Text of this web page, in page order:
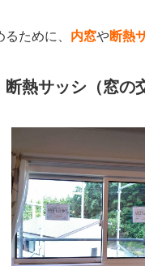
ために、 内窓や断熱
断熱サッシ（窓の